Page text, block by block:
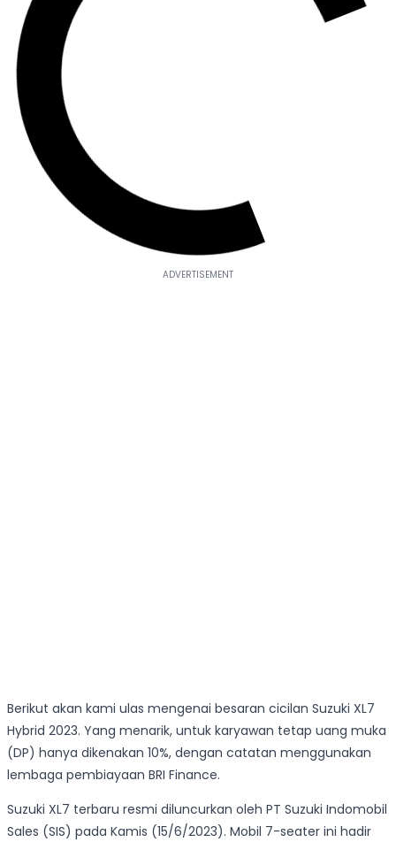
Berikut akan kami ulas mengenai besaran cicilan Suzuki XL7
Hybrid 2023. Yang menarik, untuk karyawan tetap uang muka
(DP) hanya dikenakan 10%, dengan catatan menggunakan
lembaga pembiayaan BRI Finance.
Suzuki XL7 terbaru resmi diluncurkan oleh PT Suzuki Indomobil
Sales (SIS) pada Kamis (15/6/2023). Mobil 7-seater ini hadir